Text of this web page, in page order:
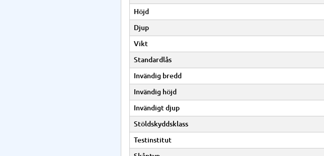
Höjd
Djup
Vikt
Standardlås
Invändig bredd
Invändig höjd
Invändigt djup
Stöldskyddsklass
Testinstitut